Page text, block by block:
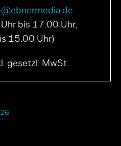
bis 17.00 Uhr,
15.00 Uhr)
gesetzl. MwSt..